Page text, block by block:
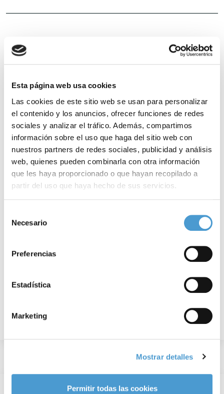
Esta página web usa cookies
Las cookies de este sitio web se usan para personalizar
el contenido y los anuncios, ofrecer funciones de redes
sociales y analizar el tráfico. Además, compartimos
información sobre el uso que haga del sitio web con
nuestros partners de redes sociales, publicidad y análisis
web, quienes pueden combinarla con otra información
que les haya proporcionado o que hayan recopilado a
partir del uso que haya hecho de sus servicios.
de cookies
Necesario
Preferencias
Estadística
Marketing
Mostrar detalles
Permitir todas las cookies
25 ENERO, 2016 DE INTERÉS